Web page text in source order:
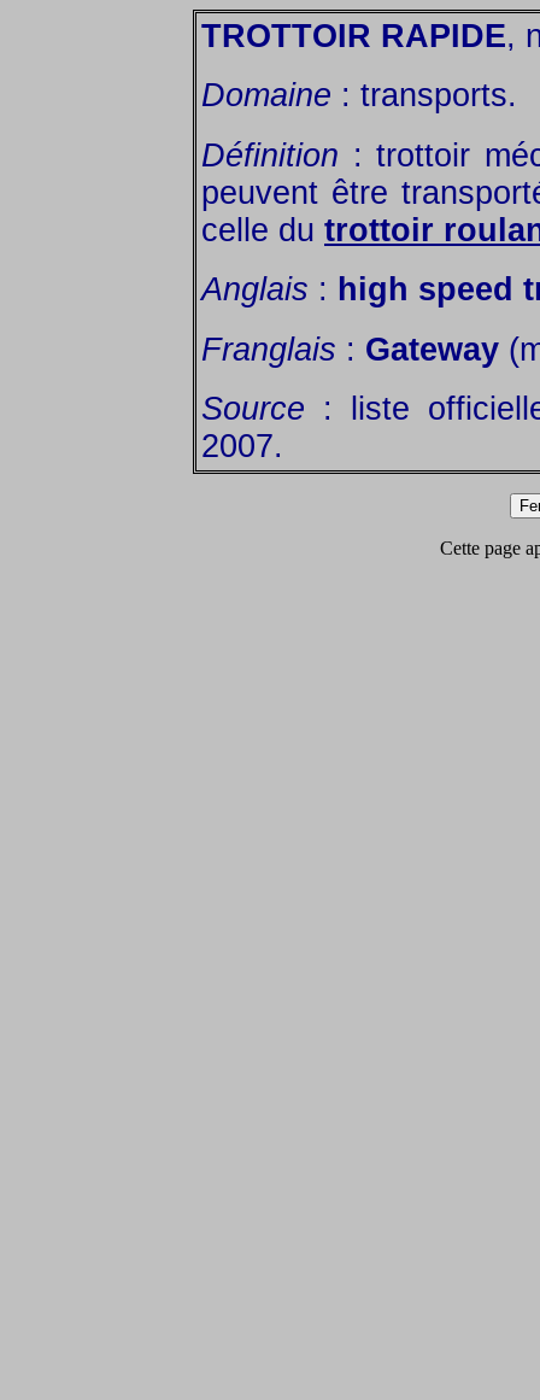
TROTTOIR RAPIDE,
Domaine : transports.
Définition : trottoir
peuvent être
celle du trottoir
Anglais : high speed
Franglais : Gateway
Source : liste
2007.
Cette page